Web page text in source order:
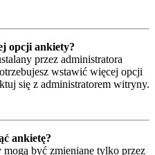
opcji ankiety?
przez administratora
wstawić więcej opcji
się z administratorem witryny.
ankietę?
być zmieniane tylko przez